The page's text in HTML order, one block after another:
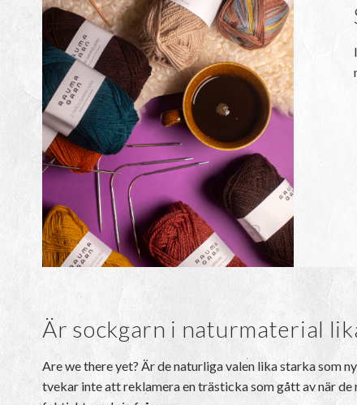
Är sockgarn i naturmaterial
Are we there yet? Är de naturliga valen lika starka som
tvekar inte att reklamera en trästicka som gått av när